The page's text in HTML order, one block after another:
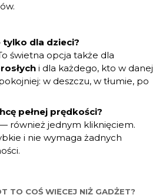
tylko dla dzieci?
świetna opcja także dla
i dla każdego, kto w danej
w deszczu, w tłumie, po
pełnej prędkości?
również jednym kliknięciem.
i nie wymaga żadnych
TO COŚ WIĘCEJ NIŻ GADŻET?